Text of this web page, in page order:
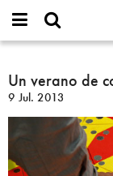
IMAGINARY
open
or
username
*
Contraseña
Buscar
Un
verano
de
Un verano de
9 Jul. 2013